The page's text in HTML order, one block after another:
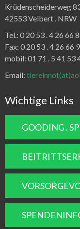
Krüdenscheiderweg
42553 Velbert . NRW
Tel.: 0 20 53 . 4 26 66
Fax: 0 20 53 . 4 26 66
mobil: 01 71 . 5 41 53
Email:
Wichtige Links
GOODING .